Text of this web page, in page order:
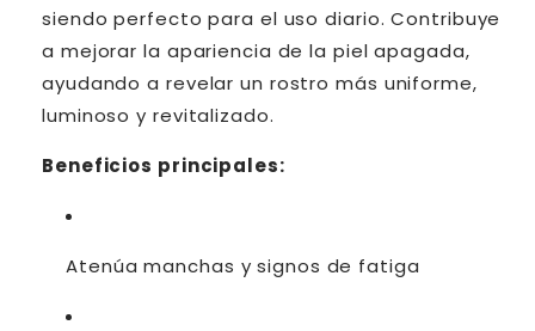
siendo perfecto para el uso diario. Contribuye
a mejorar la apariencia de la piel apagada,
ayudando a revelar un rostro más uniforme,
luminoso y revitalizado.
Beneficios principales:
Atenúa manchas y signos de fatiga